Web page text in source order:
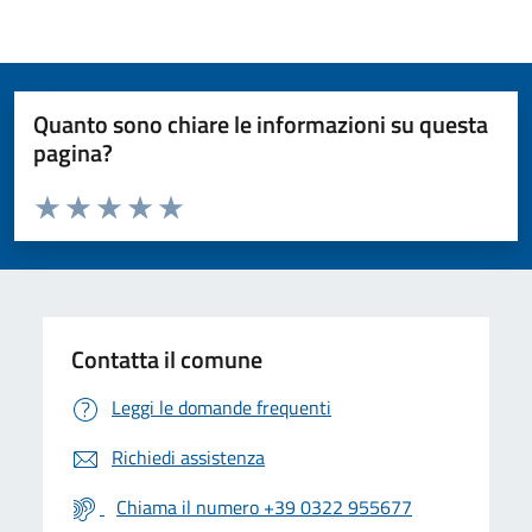
Quanto sono chiare le informazioni su questa
pagina?
Valuta da 1 a 5 stelle la pagina
Valuta 5 stelle su 5
Valuta 4 stelle su 5
Valuta 3 stelle su 5
Valuta 2 stelle su 5
Valuta 1 stelle su 5
Contatta il comune
Leggi le domande frequenti
Richiedi assistenza
Chiama il numero +39 0322 955677